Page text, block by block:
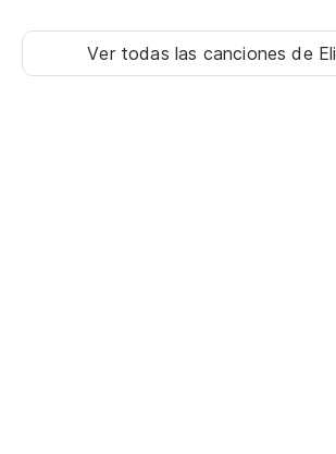
Ver todas las cancionesde